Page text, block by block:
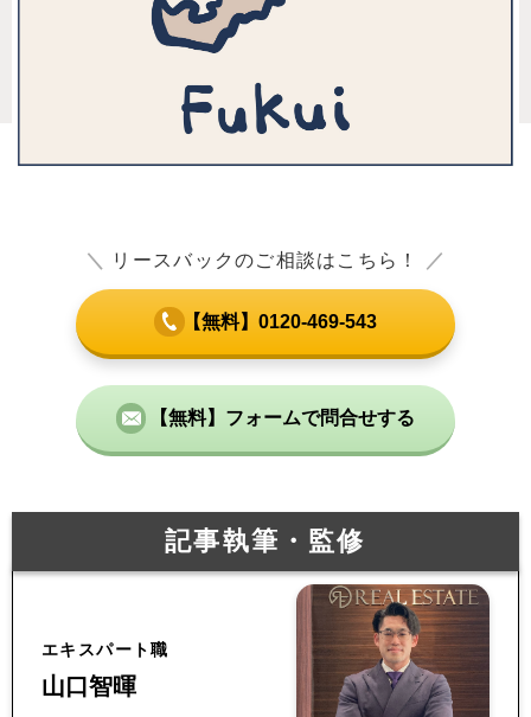
＼ リースバックのご相談はこちら！ ／
【無料】0120-469-543
【無料】フォームで問合せする
記事執筆・監修
エキスパート職
山口智暉